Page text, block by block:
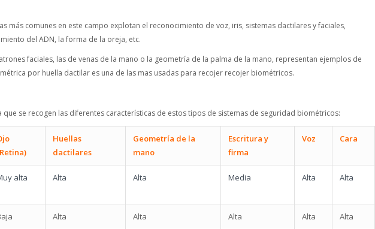
más comunes en este campo explotan el reconocimiento de voz, iris, sistemas dactilares y faciales,
del ADN, la forma de la oreja, etc.
faciales, las de venas de la mano o la geometría de la palma de la mano, representan ejemplos de
por huella dactilar es una de las mas usadas para recojer recojer biométricos.
que se recogen las diferentes características de estos tipos de sistemas de seguridad biométricos:
Huellas
dactilares
Geometría de la
mano
Escritura y
firma
Voz Cara
alta Alta Alta Media Alta Alta
Alta Alta Alta Alta Alta